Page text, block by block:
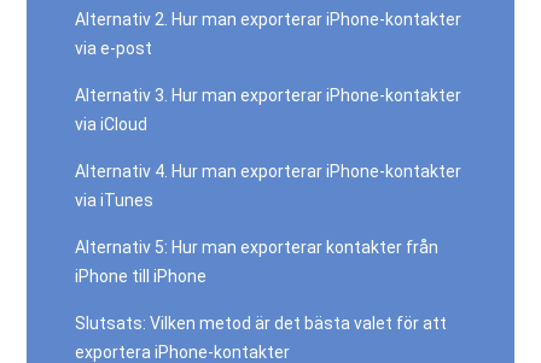
Alternativ 2. Hur man exporterar iPhone-kontakter
via e-post
Alternativ 3. Hur man exporterar iPhone-kontakter
via iCloud
Alternativ 4. Hur man exporterar iPhone-kontakter
via iTunes
Alternativ 5: Hur man exporterar kontakter från
iPhone till iPhone
Slutsats: Vilken metod är det bästa valet för att
exportera iPhone-kontakter